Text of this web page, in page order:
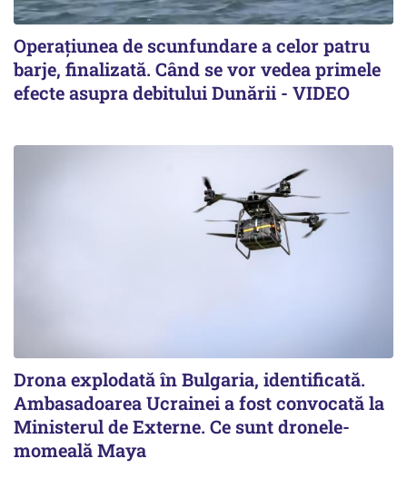
Operațiunea de scunfundare a celor patru
barje, finalizată. Când se vor vedea primele
efecte asupra debitului Dunării - VIDEO
Drona explodată în Bulgaria, identificată.
Ambasadoarea Ucrainei a fost convocată la
Ministerul de Externe. Ce sunt dronele-
momeală Maya